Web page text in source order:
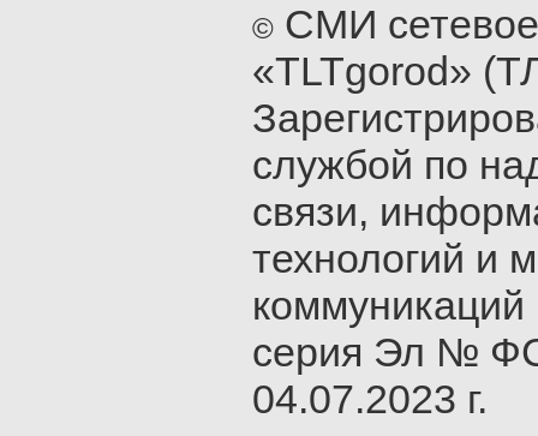
© СМИ
«TLTgorod»
службой по
связи,
технологий и
серия Эл №
04.07.2023 г.